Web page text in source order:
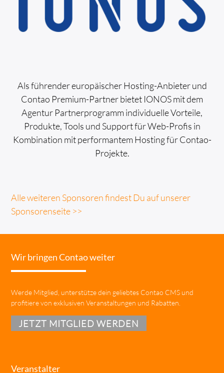
Als führender europäischer Hosting-Anbieter und
Contao Premium-Partner bietet IONOS mit dem
Agentur Partnerprogramm individuelle Vorteile,
Produkte, Tools und Support für Web-Profis in
Kombination mit performantem Hosting für Contao-
Projekte.
Alle weiteren Sponsoren findest Du auf unserer
Sponsorenseite >>
Wir bringen Contao weiter
Werde Mitglied, unterstütze dein geliebtes Contao CMS und
profitiere von exklusiven Veranstaltungen und Rabatten.
JETZT MITGLIED WERDEN
Veranstalter